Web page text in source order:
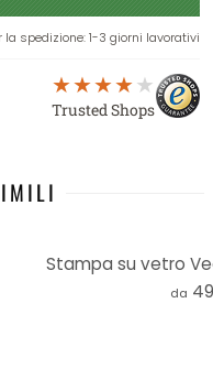
la spedizione: 1-3 giorni lavorativi
Trusted Shops
Stampa su vetro
da